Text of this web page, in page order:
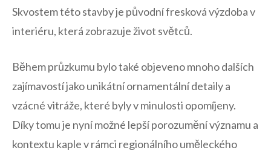
Skvostem této stavby je původní fresková výzdoba v
interiéru, která zobrazuje život světců.
Během průzkumu bylo také ⁣objeveno mnoho dalších
zajímavostí‍ jako unikátní ornamentální​ detaily a
vzácné vitráže, které byly v minulosti opomíjeny.
Díky⁢ tomu je nyní možné​ lepší porozumění​ významu a
kontextu kaple v rámci regionálního uměleckého